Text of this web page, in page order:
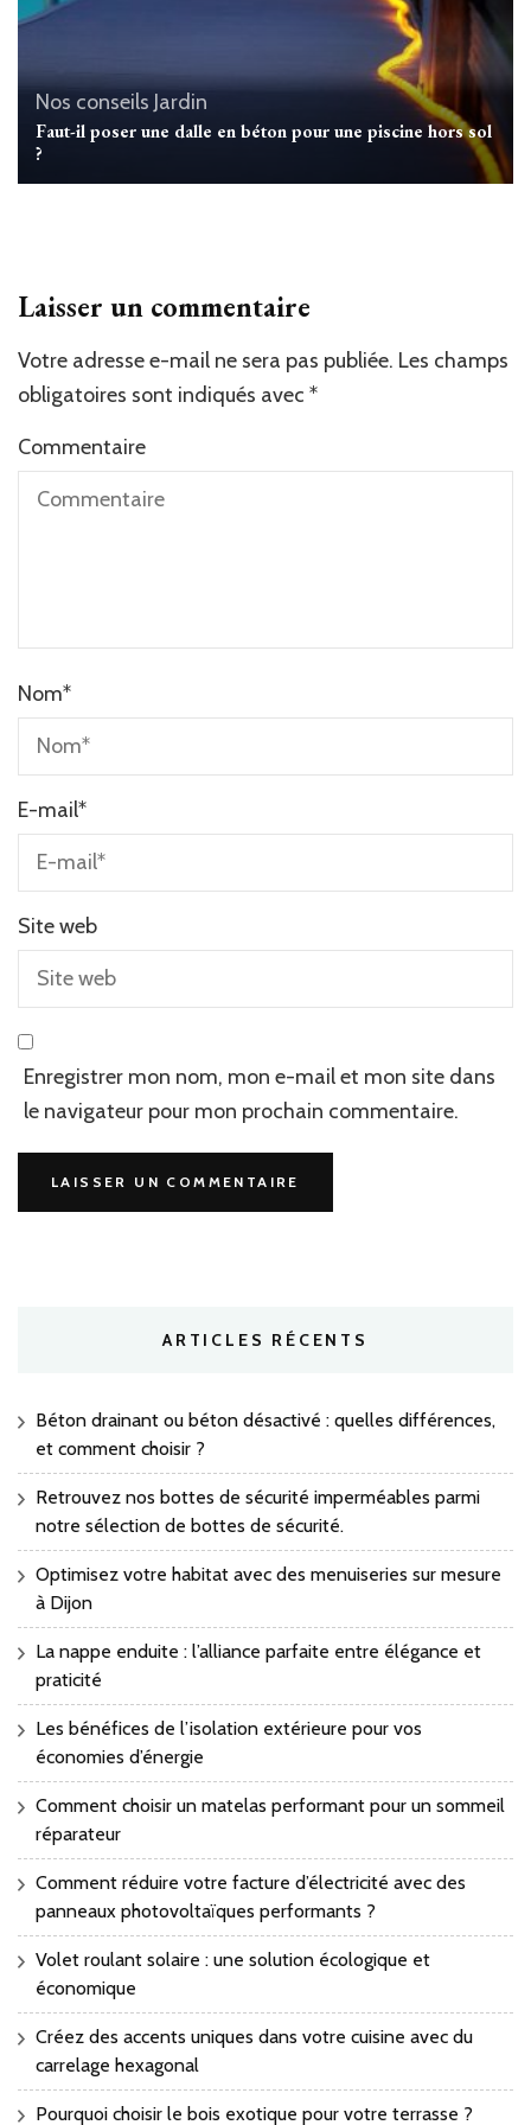
Nos conseils Jardin
Faut-il poser une dalle en béton pour une piscine hors sol
?
Laisser un commentaire
Votre adresse e-mail ne sera pas publiée. Les champs
obligatoires sont indiqués avec *
Commentaire
Nom*
E-mail*
Site web
Enregistrer mon nom, mon e-mail et mon site dans
le navigateur pour mon prochain commentaire.
ARTICLES RÉCENTS
Béton drainant ou béton désactivé : quelles différences,
et comment choisir ?
Retrouvez nos bottes de sécurité imperméables parmi
notre sélection de bottes de sécurité.
Optimisez votre habitat avec des menuiseries sur mesure
à Dijon
La nappe enduite : l’alliance parfaite entre élégance et
praticité
Les bénéfices de l’isolation extérieure pour vos
économies d’énergie
Comment choisir un matelas performant pour un sommeil
réparateur
Comment réduire votre facture d’électricité avec des
panneaux photovoltaïques performants ?
Volet roulant solaire : une solution écologique et
économique
Créez des accents uniques dans votre cuisine avec du
carrelage hexagonal
Pourquoi choisir le bois exotique pour votre terrasse ?